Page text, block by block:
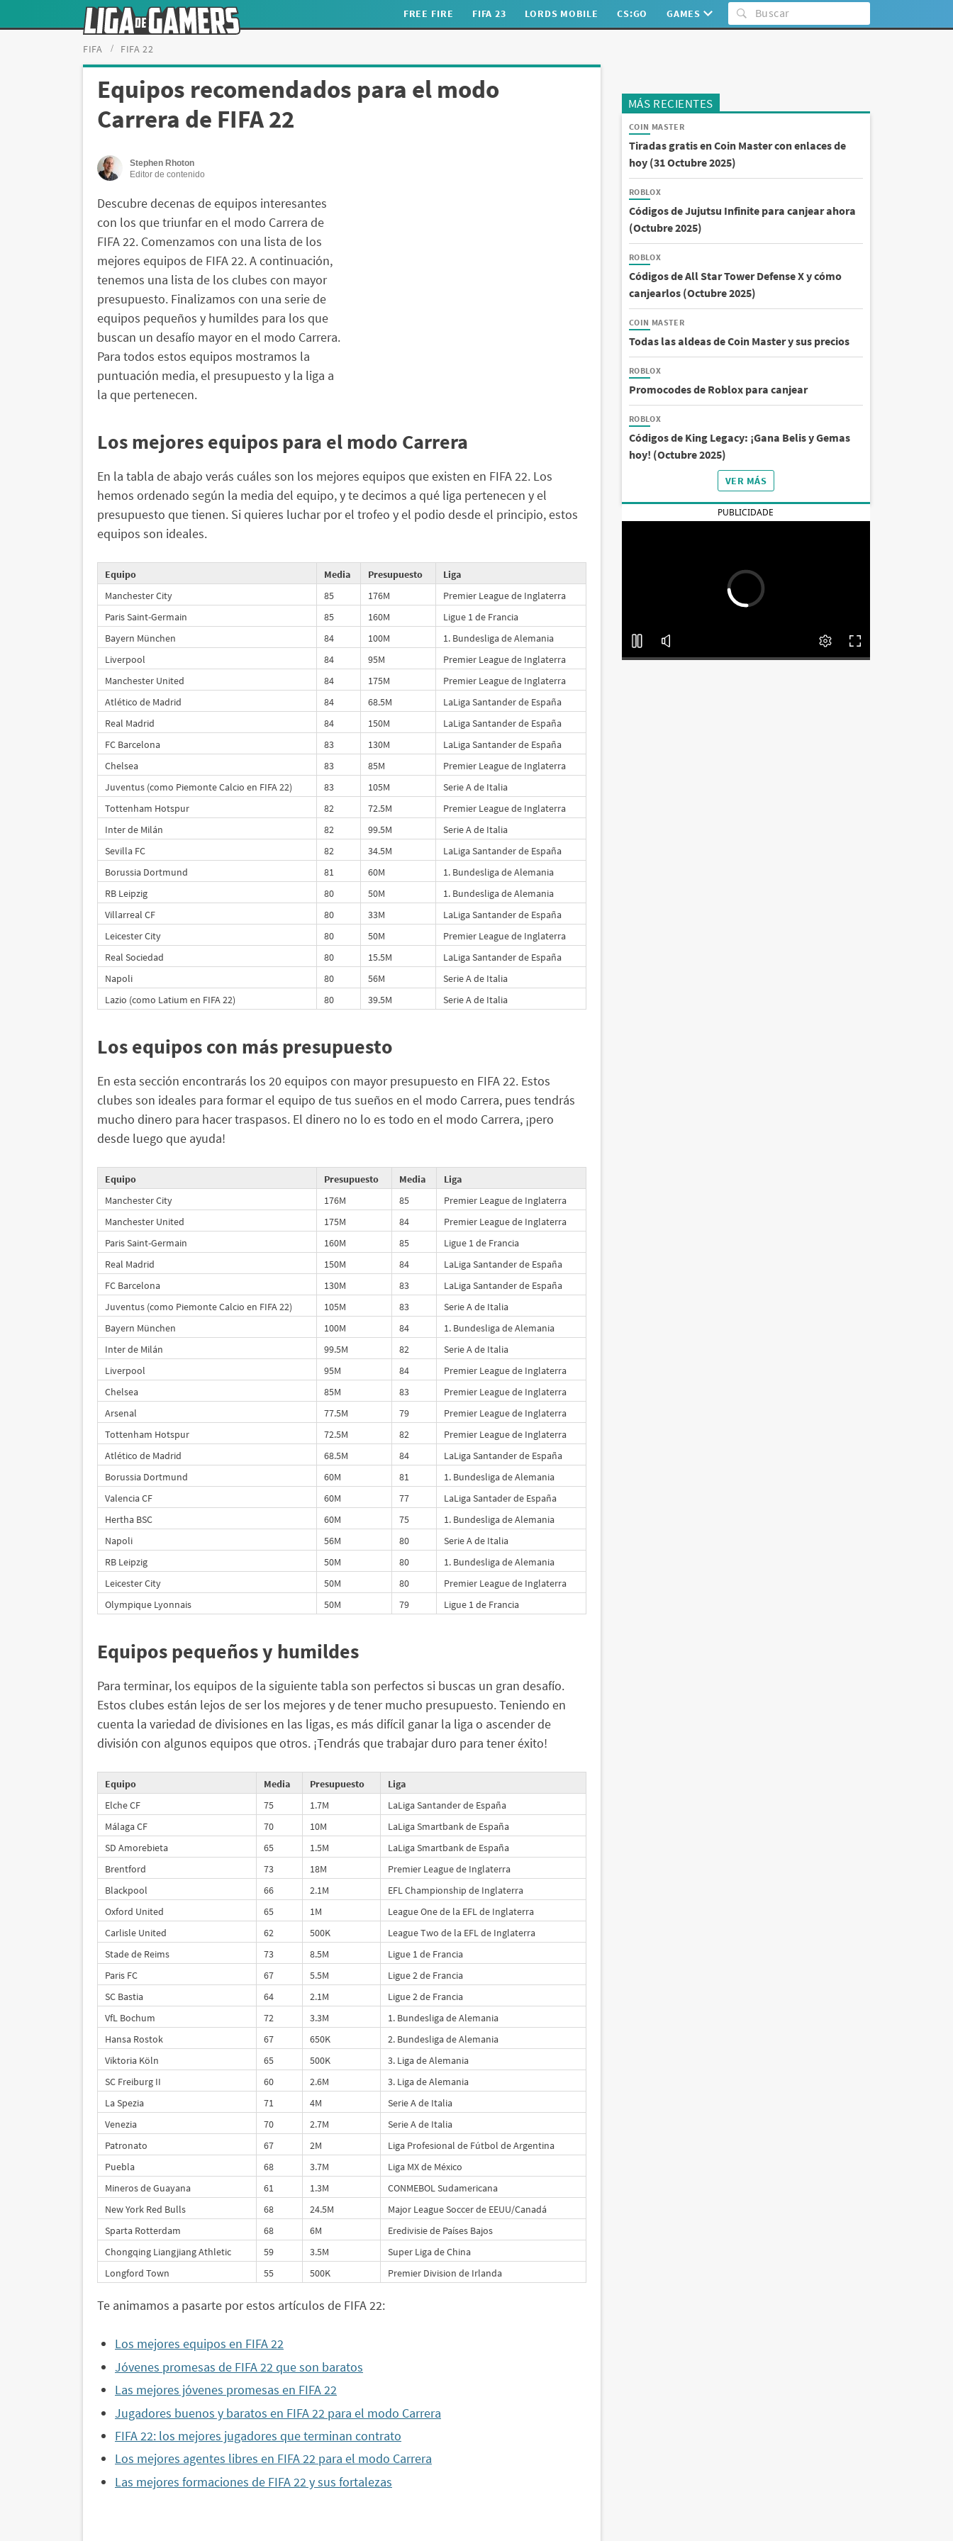
FREE FIRE FIFA 23 LORDS MOBILE CS:GO GAMES
FIFA FIFA 22
Equipos recomendados para el modo
Carrera de FIFA 22
Stephen Rhoton
Editor de contenido
Descubre decenas de equipos interesantes
con los que triunfar en el modo Carrera de
FIFA 22. Comenzamos con una lista de los
mejores equipos de FIFA 22. A continuación,
tenemos una lista de los clubes con mayor
presupuesto. Finalizamos con una serie de
equipos pequeños y humildes para los que
buscan un desafío mayor en el modo Carrera.
Para todos estos equipos mostramos la
puntuación media, el presupuesto y la liga a
la que pertenecen.
Los mejores equipos para el modo Carrera
En la tabla de abajo verás cuáles son los mejores equipos que existen en FIFA 22. Los
hemos ordenado según la media del equipo, y te decimos a qué liga pertenecen y el
presupuesto que tienen. Si quieres luchar por el trofeo y el podio desde el principio, estos
equipos son ideales.
Equipo Media Presupuesto
Liga
Manchester City
85 176M
Premier League de Inglaterra
Paris Saint-Germain
85 160M
Ligue 1 de Francia
Bayern München
84 100M
1. Bundesliga de Alemania
Liverpool
84 95M
Premier League de Inglaterra
Manchester United
84 175M
Premier League de Inglaterra
Atlético de Madrid
84 68.5M
LaLiga Santander de España
Real Madrid
84 150M
LaLiga Santander de España
FC Barcelona
83 130M
LaLiga Santander de España
Chelsea
83 85M
Premier League de Inglaterra
Juventus (como Piemonte Calcio en FIFA 22)
83 105M
Serie A de Italia
Tottenham Hotspur
82 72.5M
Premier League de Inglaterra
Inter de Milán
82 99.5M
Serie A de Italia
Sevilla FC
82 34.5M
LaLiga Santander de España
Borussia Dortmund
81 60M
1. Bundesliga de Alemania
RB Leipzig
80 50M
1. Bundesliga de Alemania
Villarreal CF
80 33M
LaLiga Santander de España
Leicester City
80 50M
Premier League de Inglaterra
Real Sociedad
80 15.5M
LaLiga Santander de España
Napoli
80 56M
Serie A de Italia
Lazio (como Latium en FIFA 22)
80 39.5M Serie A de Italia
Los equipos con más presupuesto
En esta sección encontrarás los 20 equipos con mayor presupuesto en FIFA 22. Estos
clubes son ideales para formar el equipo de tus sueños en el modo Carrera, pues tendrás
mucho dinero para hacer traspasos. El dinero no lo es todo en el modo Carrera, ¡pero
desde luego que ayuda!
Equipo Presupuesto Media
Liga
Manchester City
176M 85
Premier League de Inglaterra
Manchester United
175M 84
Premier League de Inglaterra
Paris Saint-Germain
160M 85
Ligue 1 de Francia
Real Madrid
150M 84
LaLiga Santander de España
FC Barcelona
130M 83
LaLiga Santander de España
Juventus (como Piemonte Calcio en FIFA 22)
105M 83
Serie A de Italia
Bayern München
100M 84
1. Bundesliga de Alemania
Inter de Milán
99.5M 82
Serie A de Italia
Liverpool
95M 84
Premier League de Inglaterra
Chelsea
85M 83
Premier League de Inglaterra
Arsenal
77.5M 79
Premier League de Inglaterra
Tottenham Hotspur
72.5M 82
Premier League de Inglaterra
Atlético de Madrid
68.5M 84
LaLiga Santander de España
Borussia Dortmund
60M 81
1. Bundesliga de Alemania
Valencia CF
60M 77
LaLiga Santader de España
Hertha BSC
60M 75
1. Bundesliga de Alemania
Napoli
56M 80
Serie A de Italia
RB Leipzig
50M 80
1. Bundesliga de Alemania
Leicester City
50M 80
Premier League de Inglaterra
Olympique Lyonnais
50M 79 Ligue 1 de Francia
Equipos pequeños y humildes
Para terminar, los equipos de la siguiente tabla son perfectos si buscas un gran desafío.
Estos clubes están lejos de ser los mejores y de tener mucho presupuesto. Teniendo en
cuenta la variedad de divisiones en las ligas, es más difícil ganar la liga o ascender de
división con algunos equipos que otros. ¡Tendrás que trabajar duro para tener éxito!
Equipo Media Presupuesto
Liga
Elche CF
75 1.7M
LaLiga Santander de España
Málaga CF
70 10M
LaLiga Smartbank de España
SD Amorebieta
65 1.5M
LaLiga Smartbank de España
Brentford
73 18M
Premier League de Inglaterra
Blackpool
66 2.1M
EFL Championship de Inglaterra
Oxford United
65 1M
League One de la EFL de Inglaterra
Carlisle United
62 500K
League Two de la EFL de Inglaterra
Stade de Reims
73 8.5M
Ligue 1 de Francia
Paris FC
67 5.5M
Ligue 2 de Francia
SC Bastia
64 2.1M
Ligue 2 de Francia
VfL Bochum
72 3.3M
1. Bundesliga de Alemania
Hansa Rostok
67 650K
2. Bundesliga de Alemania
Viktoria Köln
65 500K
3. Liga de Alemania
SC Freiburg II
60 2.6M
3. Liga de Alemania
La Spezia
71 4M
Serie A de Italia
Venezia
70 2.7M
Serie A de Italia
Patronato
67 2M
Liga Profesional de Fútbol de Argentina
Puebla
68 3.7M
Liga MX de México
Mineros de Guayana
61 1.3M
CONMEBOL Sudamericana
New York Red Bulls
68 24.5M
Major League Soccer de EEUU/Canadá
Sparta Rotterdam
68 6M
Eredivisie de Países Bajos
Chongqing Liangjiang Athletic
59 3.5M
Super Liga de China
Longford Town
55 500K Premier Division de Irlanda
Te animamos a pasarte por estos artículos de FIFA 22:
Los mejores equipos en FIFA 22
Jóvenes promesas de FIFA 22 que son baratos
Las mejores jóvenes promesas en FIFA 22
Jugadores buenos y baratos en FIFA 22 para el modo Carrera
FIFA 22: los mejores jugadores que terminan contrato
Los mejores agentes libres en FIFA 22 para el modo Carrera
Las mejores formaciones de FIFA 22 y sus fortalezas
MÁS RECIENTES
COIN MASTER
Tiradas gratis en Coin Master con enlaces de
hoy (31 Octubre 2025)
ROBLOX
Códigos de Jujutsu Infinite para canjear ahora
(Octubre 2025)
ROBLOX
Códigos de All Star Tower Defense X y cómo
canjearlos (Octubre 2025)
COIN MASTER
Todas las aldeas de Coin Master y sus precios
ROBLOX
Promocodes de Roblox para canjear
ROBLOX
Códigos de King Legacy: ¡Gana Belis y Gemas
hoy! (Octubre 2025)
VER MÁS
PUBLICIDADE